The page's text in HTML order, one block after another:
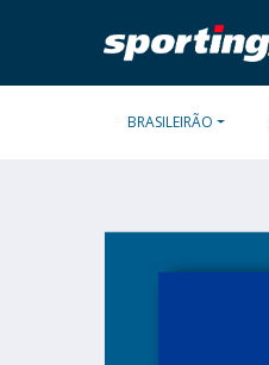
BRASILEIRÃO